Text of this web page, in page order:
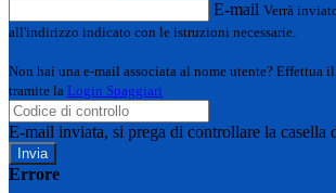
E-mail Verrà
all'indirizzo indicato con le istruzioni necessarie.
Non hai una e-mail associata al nome utente? Effettua
tramite la Login Spaggiari
E-mail inviata, si prega di controllare la casella
Errore